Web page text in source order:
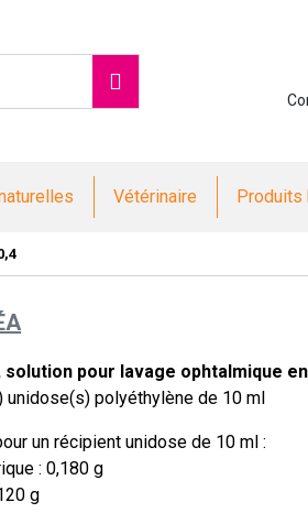
Vétérinaire Produits
solution pour lavage ophtalmique
unidose(s) polyéthylène de 10 ml
un récipient unidose de 10 ml :
: 0,180 g
g